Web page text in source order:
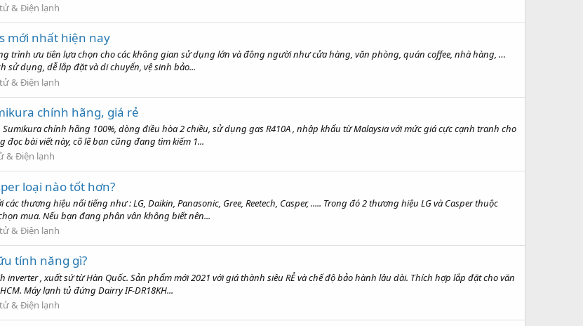
& Điện lạnh
mới nhất hiện nay
trình ưu tiên lựa chọn cho các không gian sử dụng lớn và đông người như cửa hàng, văn phòng, quán coffee, nhà hàng, …
dụng, dễ lắp đặt và di chuyển, vệ sinh bảo...
& Điện lạnh
chính hãng, giá rẻ
chính hãng 100%, dòng điều hòa 2 chiều, sử dụng gas R410A , nhập khẩu từ Malaysia với mức giá cực cạnh tranh cho
bài viết này, cõ lẽ bạn cũng đang tìm kiếm 1...
& Điện lạnh
loại nào tốt hơn?
thương hiệu nổi tiếng như : LG, Daikin, Panasonic, Gree, Reetech, Casper, ..... Trong đó 2 thương hiệu LG và Casper thuộc
mua. Nếu bạn đang phân vân không biết nên...
& Điện lạnh
tính năng gì?
, xuất sứ từ Hàn Quốc. Sản phẩm mới 2021 với giá thành siêu RẺ và chế độ bảo hành lâu dài. Thích hợp lắp đặt cho văn
Máy lạnh tủ đứng Dairry IF-DR18KH...
& Điện lạnh